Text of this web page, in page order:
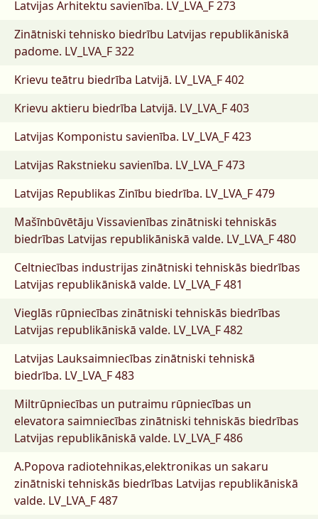
Latvijas Arhitektu savienība. LV_LVA_F 273
Zinātniski tehnisko biedrību Latvijas republikāniskā
padome. LV_LVA_F 322
Krievu teātru biedrība Latvijā. LV_LVA_F 402
Krievu aktieru biedrība Latvijā. LV_LVA_F 403
Latvijas Komponistu savienība. LV_LVA_F 423
Latvijas Rakstnieku savienība. LV_LVA_F 473
Latvijas Republikas Zinību biedrība. LV_LVA_F 479
Mašīnbūvētāju Vissavienības zinātniski tehniskās
biedrības Latvijas republikāniskā valde. LV_LVA_F 480
Celtniecības industrijas zinātniski tehniskās biedrības
Latvijas republikāniskā valde. LV_LVA_F 481
Vieglās rūpniecības zinātniski tehniskās biedrības
Latvijas republikāniskā valde. LV_LVA_F 482
Latvijas Lauksaimniecības zinātniski tehniskā
biedrība. LV_LVA_F 483
Miltrūpniecības un putraimu rūpniecības un
elevatora saimniecības zinātniski tehniskās biedrības
Latvijas republikāniskā valde. LV_LVA_F 486
A.Popova radiotehnikas,elektronikas un sakaru
zinātniski tehniskās biedrības Latvijas republikāniskā
valde. LV_LVA_F 487